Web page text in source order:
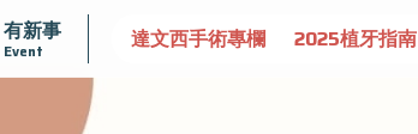
有新事
Event
守護骨骼健康 達文西手術專欄 2025植牙指南